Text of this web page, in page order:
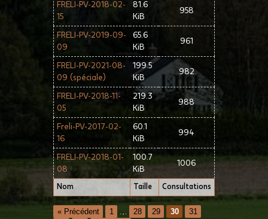
Nom Taille Consultations
FRELI-PV-2018-02-
15
81.6
KiB
958
FRELI-PV-2019-09-
09
65.6
KiB
961
FRELI-PV-2021-08-
09 (spéciale)
199.5
KiB
982
FRELI-PV-2018-11-
05
219.3
KiB
988
Freli-PV-2017-02-
16
60.1
KiB
994
FRELI-PV-2018-01-
08
100.7
KiB
1006
« Précédent 1 … 28 29 30
31